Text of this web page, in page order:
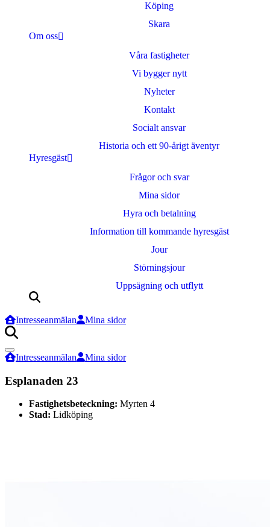
Köping
Skara
Om oss
Våra fastigheter
Vi bygger nytt
Nyheter
Kontakt
Socialt ansvar
Historia och ett 90-årigt äventyr
Hyresgäst
Frågor och svar
Mina sidor
Hyra och betalning
Information till kommande hyresgäst
Jour
Störningsjour
Uppsägning och utflytt
Sök
efter:
Intresseanmälan
Mina sidor
Sök
efter:
Intresseanmälan
Mina sidor
Esplanaden 23
Fastighetsbeteckning: Myrten 4
Stad: Lidköping